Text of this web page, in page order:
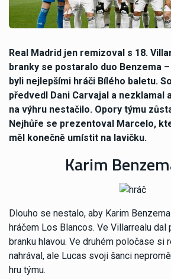
Real Madrid jen remizoval s 18.
branky se postaralo duo Benzema
byli nejlepšími hráči Bílého baletu.
předvedl Dani Carvajal a nezklamal
na výhru nestačilo. Opory týmu
Nejhůře se prezentoval Marcelo,
měl konečně umístit na lavičku.
Karim
Dlouho se nestalo, aby Karim
hráčem Los Blancos. Ve Villarrealu dal
branku hlavou. Ve druhém poločase si
nahrával, ale Lucas svoji šanci
hru týmu.